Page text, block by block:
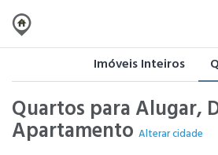
Imóveis Inteiros
Quartos para Alugar,
Apartamento Alterar cidade